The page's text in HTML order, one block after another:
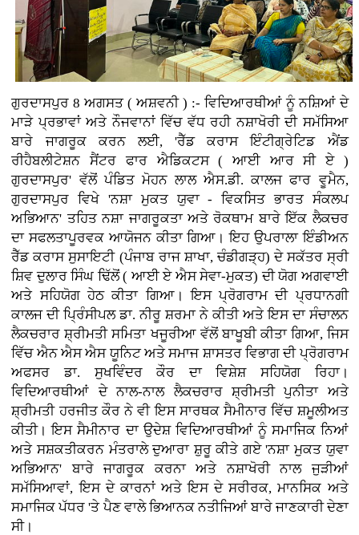
ਗੁਰਦਾਸਪੁਰ 8 ਅਗਸਤ ( ਅਸ਼ਵਨੀ ) :- ਵਿਦਿਆਰਥੀਆਂ ਨੂੰ ਨਸ਼ਿਆਂ ਦੇ
ਮਾੜੇ ਪ੍ਰਭਾਵਾਂ ਅਤੇ ਨੌਜਵਾਨਾਂ ਵਿੱਚ ਵੱਧ ਰਹੀ ਨਸ਼ਾਖੋਰੀ ਦੀ ਸਮੱਸਿਆ
ਬਾਰੇ ਜਾਗਰੂਕ ਕਰਨ ਲਈ, 'ਰੈੱਡ ਕਰਾਸ ਇੰਟੀਗ੍ਰੇਟਿਡ ਐਂਡ
ਰੀਹੈਬਲੀਟੇਸ਼ਨ ਸੈਂਟਰ ਫਾਰ ਐਡਿਕਟਸ ( ਆਈ ਆਰ ਸੀ ਏ )
ਗੁਰਦਾਸਪੁਰ' ਵੱਲੋਂ ਪੰਡਿਤ ਮੋਹਨ ਲਾਲ ਐਸ.ਡੀ. ਕਾਲਜ ਫਾਰ ਵੂਮੈਨ,
ਗੁਰਦਾਸਪੁਰ ਵਿਖੇ 'ਨਸ਼ਾ ਮੁਕਤ ਯੁਵਾ - ਵਿਕਸਿਤ ਭਾਰਤ ਸੰਕਲਪ
ਅਭਿਆਨ' ਤਹਿਤ ਨਸ਼ਾ ਜਾਗਰੂਕਤਾ ਅਤੇ ਰੋਕਥਾਮ ਬਾਰੇ ਇੱਕ ਲੈਕਚਰ
ਦਾ ਸਫਲਤਾਪੂਰਵਕ ਆਯੋਜਨ ਕੀਤਾ ਗਿਆ। ਇਹ ਉਪਰਾਲਾ ਇੰਡੀਅਨ
ਰੈੱਡ ਕਰਾਸ ਸੁਸਾਇਟੀ (ਪੰਜਾਬ ਰਾਜ ਸ਼ਾਖਾ, ਚੰਡੀਗੜ੍ਹ) ਦੇ ਸਕੱਤਰ ਸ੍ਰੀ
ਸ਼ਿਵ ਦੁਲਾਰ ਸਿੰਘ ਢਿੱਲੋਂ ( ਆਈ ਏ ਐਸ ਸੇਵਾ-ਮੁਕਤ) ਦੀ ਯੋਗ ਅਗਵਾਈ
ਅਤੇ ਸਹਿਯੋਗ ਹੇਠ ਕੀਤਾ ਗਿਆ। ਇਸ ਪ੍ਰੋਗਰਾਮ ਦੀ ਪ੍ਰਧਾਨਗੀ
ਕਾਲਜ ਦੀ ਪ੍ਰਿੰਸੀਪਲ ਡਾ. ਨੀਰੂ ਸ਼ਰਮਾ ਨੇ ਕੀਤੀ ਅਤੇ ਇਸ ਦਾ ਸੰਚਾਲਨ
ਲੈਕਚਰਾਰ ਸ਼੍ਰੀਮਤੀ ਸਮਿਤਾ ਖਜੂਰੀਆ ਵੱਲੋਂ ਬਾਖੂਬੀ ਕੀਤਾ ਗਿਆ, ਜਿਸ
ਵਿੱਚ ਐਨ ਐਸ ਐਸ ਯੂਨਿਟ ਅਤੇ ਸਮਾਜ ਸ਼ਾਸਤਰ ਵਿਭਾਗ ਦੀ ਪ੍ਰੋਗਰਾਮ
ਅਫਸਰ ਡਾ. ਸੁਖਵਿੰਦਰ ਕੌਰ ਦਾ ਵਿਸ਼ੇਸ਼ ਸਹਿਯੋਗ ਰਿਹਾ।
ਵਿਦਿਆਰਥੀਆਂ ਦੇ ਨਾਲ-ਨਾਲ ਲੈਕਚਰਾਰ ਸ਼੍ਰੀਮਤੀ ਪੁਨੀਤਾ ਅਤੇ
ਸ਼੍ਰੀਮਤੀ ਹਰਜੀਤ ਕੌਰ ਨੇ ਵੀ ਇਸ ਸਾਰਥਕ ਸੈਮੀਨਾਰ ਵਿੱਚ ਸ਼ਮੂਲੀਅਤ
ਕੀਤੀ। ਇਸ ਸੈਮੀਨਾਰ ਦਾ ਉਦੇਸ਼ ਵਿਦਿਆਰਥੀਆਂ ਨੂੰ ਸਮਾਜਿਕ ਨਿਆਂ
ਅਤੇ ਸਸ਼ਕਤੀਕਰਨ ਮੰਤਰਾਲੇ ਦੁਆਰਾ ਸ਼ੁਰੂ ਕੀਤੇ ਗਏ 'ਨਸ਼ਾ ਮੁਕਤ ਯੁਵਾ
ਅਭਿਆਨ' ਬਾਰੇ ਜਾਗਰੂਕ ਕਰਨਾ ਅਤੇ ਨਸ਼ਾਖੋਰੀ ਨਾਲ ਜੁੜੀਆਂ
ਸਮੱਸਿਆਵਾਂ, ਇਸ ਦੇ ਕਾਰਨਾਂ ਅਤੇ ਇਸ ਦੇ ਸਰੀਰਕ, ਮਾਨਸਿਕ ਅਤੇ
ਸਮਾਜਿਕ ਪੱਧਰ 'ਤੇ ਪੈਣ ਵਾਲੇ ਭਿਆਨਕ ਨਤੀਜਿਆਂ ਬਾਰੇ ਜਾਣਕਾਰੀ ਦੇਣਾ
ਸੀ।